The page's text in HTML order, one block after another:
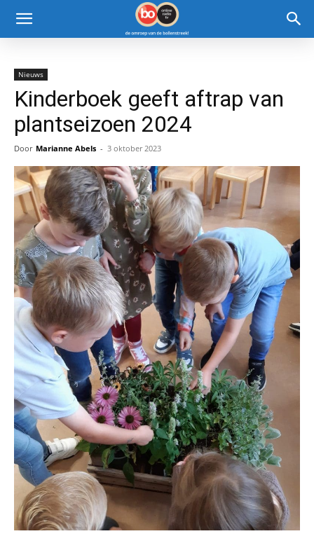
Nieuws
Kinderboek geeft aftrap van
plantseizoen 2024
Door Marianne Abels - 3 oktober 2023